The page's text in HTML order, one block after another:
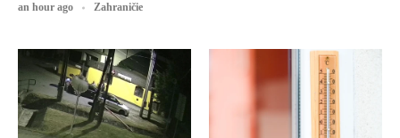
an hour ago Zahraničie